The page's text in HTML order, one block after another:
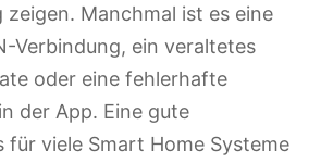
zeigen. Manchmal ist es eine
Verbindung, ein veraltetes
oder eine fehlerhafte
der App. Eine gute
für viele Smart Home Systeme